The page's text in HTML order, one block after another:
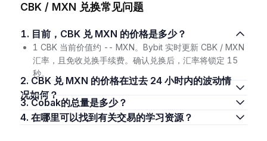
CBK / MXN 兑换常见问题
1. 目前，CBK 兑 MXN 的价格是多少？
1 CBK 当前价值约 -- MXN。Bybit 实时更新 CBK / MXN
汇率，且免收兑换手续费。确认兑换后，汇率将锁定 15
秒。
2. CBK 兑 MXN 的价格在过去 24 小时内的波动情
况如何？
3. Cobak的总量是多少？
4. 在哪里可以找到有关交易的学习资源？